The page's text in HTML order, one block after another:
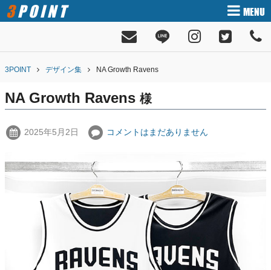
3POINT MENU
3POINT デザイン集 NA Growth Ravens
NA Growth Ravens 様
2025年5月2日 コメントはまだありません